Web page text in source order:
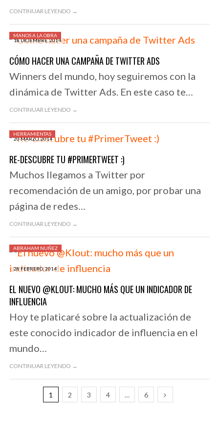
CONTINUAR LEYENDO →
18 DICIEMBRE, 2014
MANOS A LA OBRA
CÓMO HACER UNA CAMPAÑA DE TWITTER ADS
Winners del mundo, hoy seguiremos con la
dinámica de Twitter Ads. En este caso te…
CONTINUAR LEYENDO →
20 MARZO, 2014
HERRAMIENTAS
RE-DESCUBRE TU #PRIMERTWEET :)
Muchos llegamos a Twitter por
recomendación de un amigo, por probar una
página de redes…
CONTINUAR LEYENDO →
28 FEBRERO, 2014
ABRAHAM NUÑEZ
EL NUEVO @KLOUT: MUCHO MÁS QUE UN INDICADOR DE
INFLUENCIA
Hoy te platicaré sobre la actualización de
este conocido indicador de influencia en el
mundo…
CONTINUAR LEYENDO →
1 2 3 4 … 6